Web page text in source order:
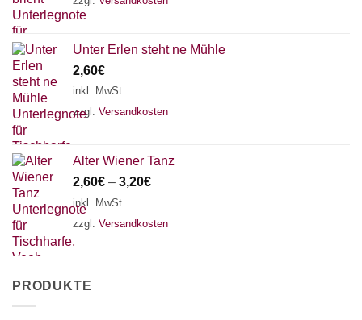
Unter Erlen steht ne Mühle
2,60€
inkl. MwSt.
zzgl. Versandkosten
Alter Wiener Tanz
2,60€ – 3,20€
inkl. MwSt.
zzgl. Versandkosten
PRODUKTE